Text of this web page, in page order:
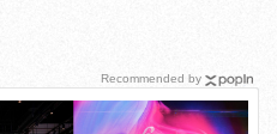
Recommended by